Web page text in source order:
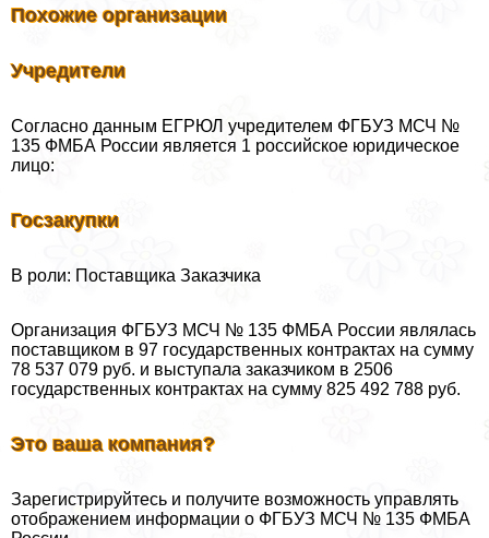
Похожие организации
Учредители
Согласно данным ЕГРЮЛ учредителем ФГБУЗ МСЧ №
135 ФМБА России является 1 российское юридическое
лицо:
Госзакупки
В роли: Поставщика Заказчика
Организация ФГБУЗ МСЧ № 135 ФМБА России являлась
поставщиком в 97 государственных контpaктах на сумму
78 537 079 руб. и выступала заказчиком в 2506
государственных контpaктах на сумму 825 492 788 руб.
Это ваша компания?
Зарегистрируйтесь и получите возможность управлять
отображением информации о ФГБУЗ МСЧ № 135 ФМБА